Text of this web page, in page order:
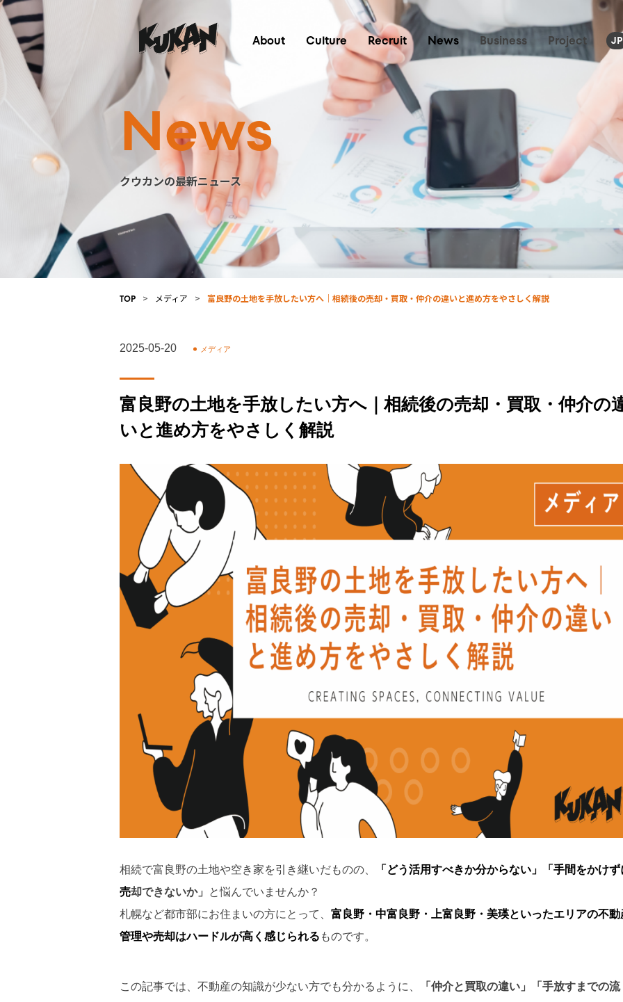
About Culture Recruit News Business Project JP
News
クウカンの最新ニュース
TOP > メディア > 富良野の土地を手放したい方へ｜相続後の売却・買取・仲介の違いと進め方をやさしく解説
2025-05-20 メディア
富良野の土地を手放したい方へ｜相続後の売却・買取・仲介の
いと進め方をやさしく解説
相続で富良野の土地や空き家を引き継いだものの、
「どう活用すべきか分からない」「手間をかけず
売却できないか」
と悩んでいませんか？
札幌など都市部にお住まいの方にとって、 富良野・中富良野・上富良野・美瑛といったエリアの不動
管理や売却はハードルが高く感じられる ものです。
この記事では、不動産の知識が少ない方でも分かるように、
「仲介と買取の違い」「手放すまでの流